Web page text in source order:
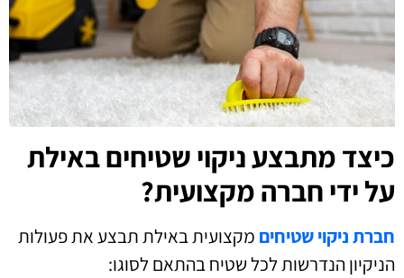
כיצד מתבצע ניקוי שטיחים באילת
על ידי חברה מקצועית?
חברת ניקוי שטיחים מקצועית באילת תבצע את פעולות
הניקיון הנדרשות לכל שטיח בהתאם לסוגו: